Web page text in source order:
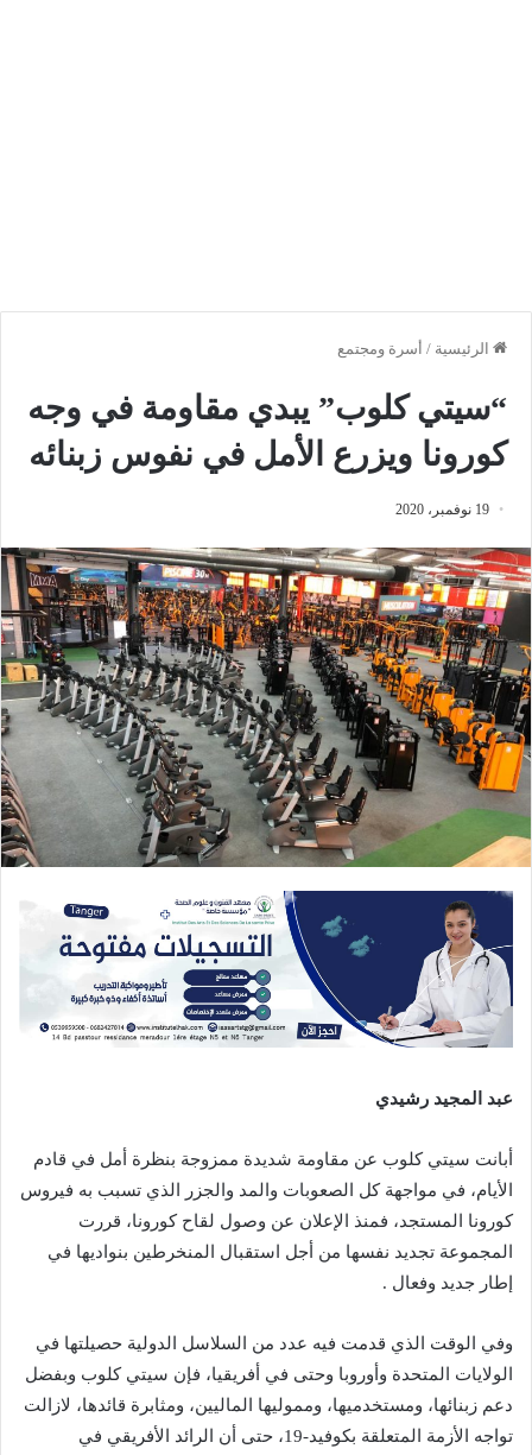
الرئيسية / أسرة ومجتمع
“سيتي كلوب” يبدي مقاومة في وجه
كورونا ويزرع الأمل في نفوس زبنائه
19 نوفمبر، 2020
عبد المجيد رشيدي
أبانت سيتي كلوب عن مقاومة شديدة ممزوجة بنظرة أمل في قادم
الأيام، في مواجهة كل الصعوبات والمد والجزر الذي تسبب به فيروس
كورونا المستجد، فمنذ الإعلان عن وصول لقاح كورونا، قررت
المجموعة تجديد نفسها من أجل استقبال المنخرطين بنواديها في
إطار جديد وفعال .
وفي الوقت الذي قدمت فيه عدد من السلاسل الدولية حصيلتها في
الولايات المتحدة وأوروبا وحتى في أفريقيا، فإن سيتي كلوب وبفضل
دعم زبنائها، ومستخدميها، ومموليها الماليين، ومثابرة قائدها، لازالت
تواجه الأزمة المتعلقة بكوفيد-19، حتى أن الرائد الأفريقي في